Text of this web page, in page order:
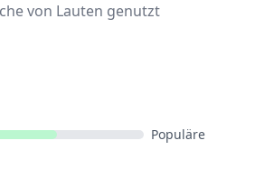
von Lauten genutzt
Populäre